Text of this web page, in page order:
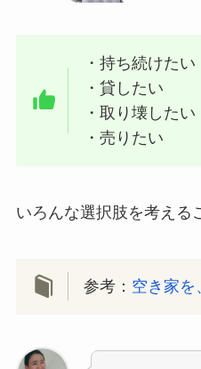
・持ち続けたい
・貸したい
・取り壊したい
・売りたい
いろんな選択肢を考える
参考： 空き家を